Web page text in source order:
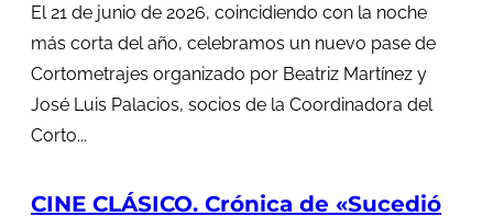
El 21 de junio de 2026, coincidiendo con la noche
más corta del año, celebramos un nuevo pase de
Cortometrajes organizado por Beatriz Martínez y
José Luis Palacios, socios de la Coordinadora del
Corto...
CINE CLÁSICO. Crónica de «Sucedió